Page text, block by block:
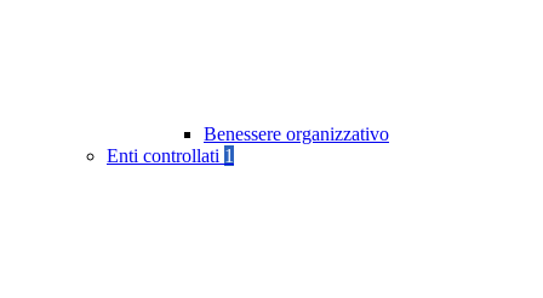
Benessere organizzativo
Enti controllati 1